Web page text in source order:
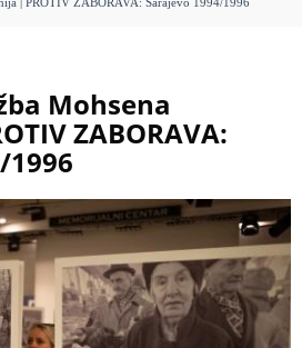
Mohsena
ZABORAVA:
1996